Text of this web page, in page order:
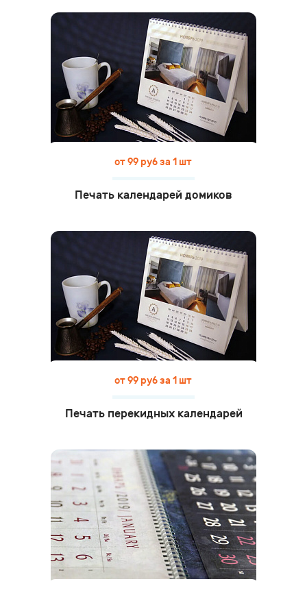
от 99 руб за 1 шт
Печать календарей домиков
от 99 руб за 1 шт
Печать перекидных календарей